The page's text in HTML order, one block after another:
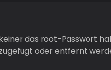
das root-Passwort
oder entfernt